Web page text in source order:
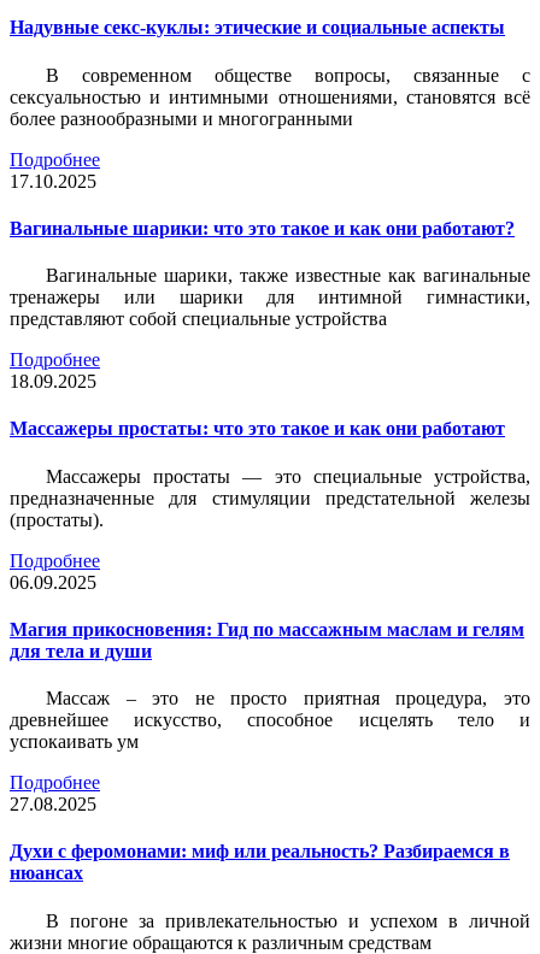
Надувные секс-куклы: этические и социальные аспекты
В современном обществе вопросы, связанные с
сексуальностью и интимными отношениями, становятся всё
более разнообразными и многогранными
Подробнее
17.10.2025
Вагинальные шарики: что это такое и как они работают?
Вагинальные шарики, также известные как вагинальные
тренажеры или шарики для интимной гимнастики,
представляют собой специальные устройства
Подробнее
18.09.2025
Массажеры простаты: что это такое и как они работают
Массажеры простаты — это специальные устройства,
предназначенные для стимуляции предстательной железы
(простаты).
Подробнее
06.09.2025
Магия прикосновения: Гид по массажным маслам и гелям
для тела и души
Массаж – это не просто приятная процедура, это
древнейшее искусство, способное исцелять тело и
успокаивать ум
Подробнее
27.08.2025
Духи с феромонами: миф или реальность? Разбираемся в
нюансах
В погоне за привлекательностью и успехом в личной
жизни многие обращаются к различным средствам